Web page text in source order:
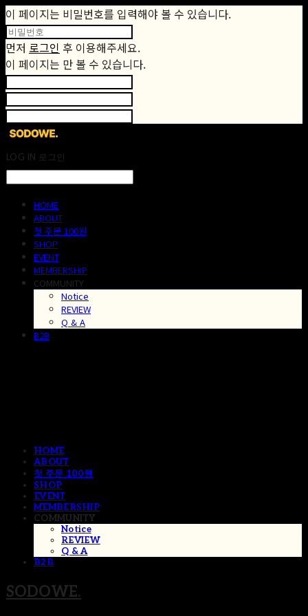
이 페이지는 비밀번호를 입력해야 볼 수 있습니다.
먼저 로그인 후 이용해주세요.
이 페이지는 만 볼 수 있습니다.
LOG IN 로그인
HOME
ABOUT
첫 주문 100원
SHOP
EVENT
MEMBERSHIP
COMMUNITY
Notice
REVIEW
Q & A
B2B
HOME
ABOUT
첫 주문 100원
SHOP
EVENT
MEMBERSHIP
COMMUNITY
Notice
REVIEW
Q & A
B2B
SODOWE.